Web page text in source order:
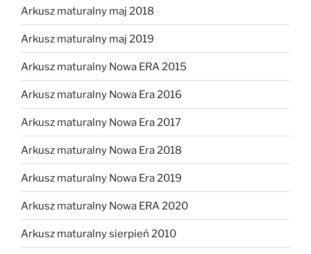
Arkusz maturalny maj 2018
Arkusz maturalny maj 2019
Arkusz maturalny Nowa ERA 2015
Arkusz maturalny Nowa Era 2016
Arkusz maturalny Nowa Era 2017
Arkusz maturalny Nowa Era 2018
Arkusz maturalny Nowa Era 2019
Arkusz maturalny Nowa ERA 2020
Arkusz maturalny sierpień 2010